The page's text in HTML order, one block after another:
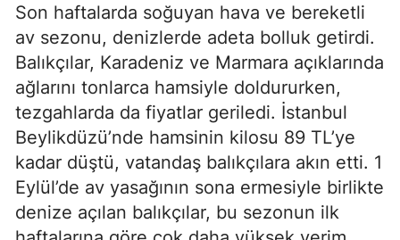
Son haftalarda soğuyan hava ve bereketli
av sezonu, denizlerde adeta bolluk getirdi.
Balıkçılar, Karadeniz ve Marmara açıklarında
ağlarını tonlarca hamsiyle doldururken,
tezgahlarda da fiyatlar geriledi. İstanbul
Beylikdüzü’nde hamsinin kilosu 89 TL’ye
kadar düştü, vatandaş balıkçılara akın etti. 1
Eylül’de av yasağının sona ermesiyle birlikte
denize açılan balıkçılar, bu sezonun ilk